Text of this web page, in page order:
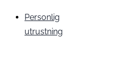
Personlig
utrustning